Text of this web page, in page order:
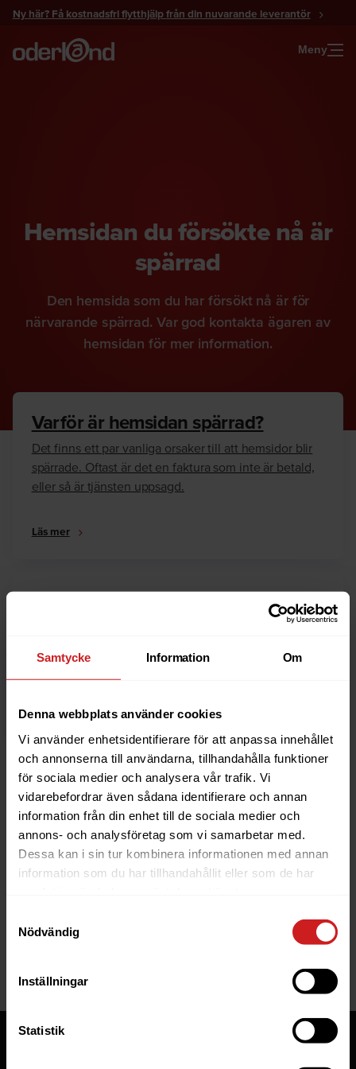
Samtycke Information Om
Denna webbplats använder cookies
Vi använder enhetsidentifierare för att anpassa innehållet
och annonserna till användarna, tillhandahålla funktioner
för sociala medier och analysera vår trafik. Vi
vidarebefordrar även sådana identifierare och annan
information från din enhet till de sociala medier och
annons- och analysföretag som vi samarbetar med.
Dessa kan i sin tur kombinera informationen med annan
information som du har tillhandahållit eller som de har
Nödvändig
Inställningar
Statistik
Gå
innehåll
Ny här? Få kostnadsfri flytthjälp från din nuvarande leverantör
Meny
Hemsidan du försökte nå är
spärrad
Den hemsida som du har försökt nå är för
närvarande spärrad. Var god kontakta ägaren av
hemsidan för mer information.
Varför är hemsidan spärrad?
Det finns ett par vanliga orsaker till att hemsidor blir
spärrade. Oftast är det en faktura som inte är betald,
eller så är tjänsten uppsagd.
Läs mer
Är du ägare till hemsidan eller domännamnet så har
anledningarna till varför en hemsida är spärrad.
Läs mer
The website you were trying to
reach has been suspended
If you are the owner of this website or domain please
read
website to be suspended.